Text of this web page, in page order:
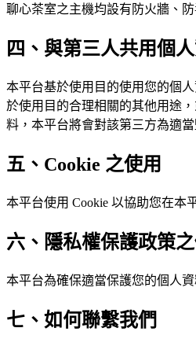
聊心茶室之主機均設有防火牆、
四、與第三人共用個
本平台基於使用目的使用您的個
於使用目的合理相關的其他用途
料，本平台將會對該第三方為適當
五、Cookie 之使用
本平台使用 Cookie 以協助您在本
六、隱私權保護政策
本平台為確保適當保護您的個人
七、如何聯繫我們